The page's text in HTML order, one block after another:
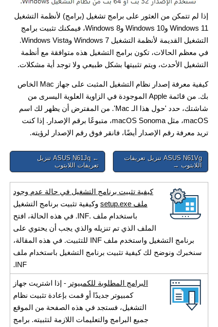
إذا لم تتمكن من العثور على برامج تشغيل (برامج) لأنظمة التشغيل
Windows 11 وWindows 10 وWindows 8، فيمكنك تثبيت برامج
التشغيل القديمة لأنظمة التشغيل Windows 7 وWindows Vista.
في معظم الحالات، تكون برامج التشغيل هذه متوافقة مع أنظمة
التشغيل الأحدث، ويتم تثبيتها بشكل طبيعي ولا توجد أية مشكلات.
كيفية معرفة إصدار نظام التشغيل المثبت على جهاز Mac الخاص
بك. من قائمة Apple الموجودة في الزاوية العلوية اليسرى من
شاشتك، حدد 'حول هذا الـ Mac'. من المفترض أن يظهر لك اسم
macOS، مثل macOS Sonoma، متبوعًا برقم الإصدار. إذا كنت
تريد معرفة رقم الإصدار أيضًا، فانقر فوق رقم الإصدار لرؤيته.
Post
navigation
← ASUS N61Jq تنزيل
تعريفات اللابتوب
ASUS N61Vg تنزيل تعريفات
اللابتوب →
كيفية تثبيت برنامج التشغيل في حالة عدم وجود
ملف setup.exe
وكيفية تثبيت برنامج التشغيل
باستخدام ملف .INF. في هذه الحالة، افتح
الملف الذي تم تنزيله والذي يجب أن يحتوي على
برنامج التشغيل واستخدم ملف INF للتثبيت. في هذه المقالة،
سنخبرك ونوضح لك كيفية تثبيت برنامج التشغيل باستخدام ملف
INF.
البرامج المطلوبة للكمبيوتر - إذا اشتريت جهاز
كمبيوتر جديدًا أو قمت بإعادة تثبيت نظام
التشغيل، فستجد في هذه الصفحة من الموقع
جميع البرامج والتعليمات اللازمة لتثبيته. برامج